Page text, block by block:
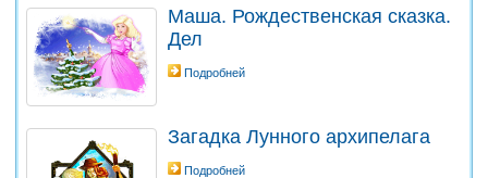
Маша. Рождественская сказка.
Дел
Подробней
Загадка Лунного архипелага
Подробней